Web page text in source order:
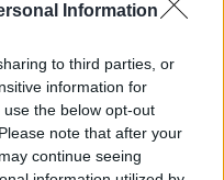
Information
to third parties, or
information for
the below opt-out
note that after your
continue seeing
-
- Nyíltvégű pénzügyi
Tesla Model 3